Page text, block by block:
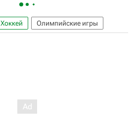
Хоккей Олимпийские игры